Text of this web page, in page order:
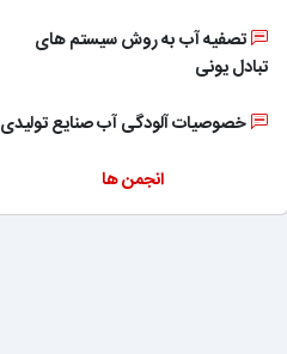
تصفیه آب به روش سیستم های
تبادل یونی
خصوصیات آلودگی آب صنایع تولیدی
انجمن ها